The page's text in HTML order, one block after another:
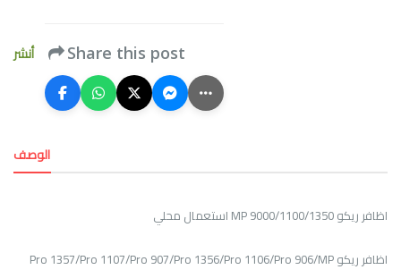
أنشر Share this post
الوصف
اظافر ريكو MP 9000/1100/1350 استعمال محلي
اظافر ريكو Pro 1357/Pro 1107/Pro 907/Pro 1356/Pro 1106/Pro 906/MP